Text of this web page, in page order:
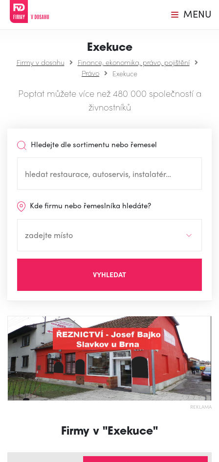
MENU
Exekuce
Firmy v dosahu
Finance, ekonomika, právo, pojištění
Právo
Exekuce
Poptat můžete více než 480 000 společností a
živnostníků
Hledejte dle sortimentu nebo řemesel
Kde firmu nebo řemeslníka hledáte?
VYHLEDAT
REKLAMA
Firmy v "Exekuce"